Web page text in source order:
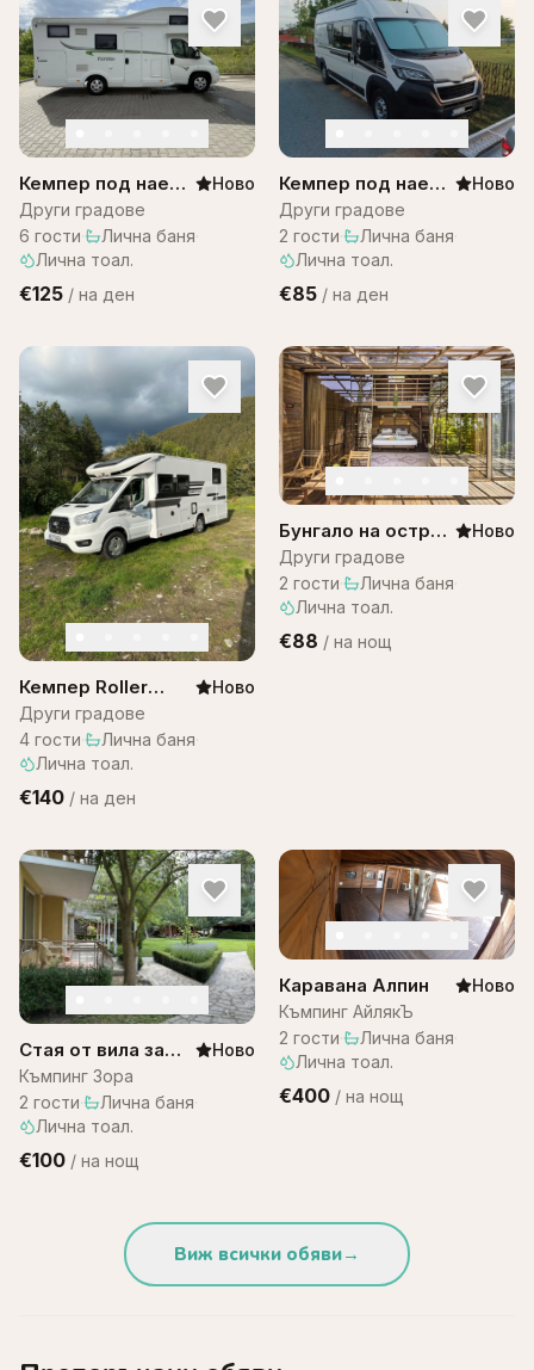
Кемпер под наем
– Citroen
Campervan
Ново
Други градове
6 гости· Лична баня·
Лична тоал.
€125 / на ден
Кемпер под наем
за двама
Ново
Други градове
2 гости· Лична баня·
Лична тоал.
€85 / на ден
Кемпер Roller
team 287
Ново
Други градове
4 гости· Лична баня·
Лична тоал.
€140 / на ден
Бунгало на остров
Бали -Bungalow
Bali WOW! A1
Ново
Други градове
2 гости· Лична баня·
Лична тоал.
€88 / на нощ
Стая от вила за
двама – къмпинг
Зора
Ново
Къмпинг Зора
2 гости· Лична баня·
Лична тоал.
€100 / на нощ
Каравана Алпин
Ново
Къмпинг АйлякЪ
2 гости· Лична баня·
Лична тоал.
€400 / на нощ
Виж всички обяви→